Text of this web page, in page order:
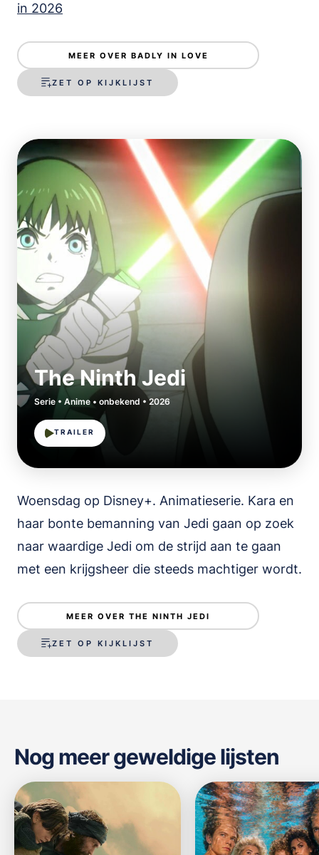
in 2026
MEER OVER BADLY IN LOVE
ZET OP KIJKLIJST
The Ninth Jedi
Serie • Anime • onbekend • 2026
TRAILER
Woensdag op Disney+. Animatieserie. Kara en
haar bonte bemanning van Jedi gaan op zoek
naar waardige Jedi om de strijd aan te gaan
met een krijgsheer die steeds machtiger wordt.
MEER OVER THE NINTH JEDI
ZET OP KIJKLIJST
Nog meer geweldige lijsten